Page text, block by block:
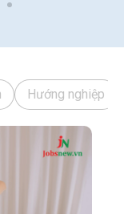
Hình
Thi Khối Nào?
Biến Năm 2025
Hướng nghiệp